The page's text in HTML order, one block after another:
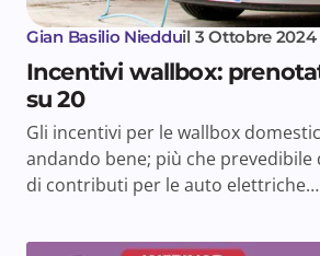
Gian Basilio Niedduil 3 Ottobre 2024
Incentivi wallbox:
su 20
Gli incentivi per le wallbox
andando bene; più che prevedibile
di contributi per le auto elettriche…